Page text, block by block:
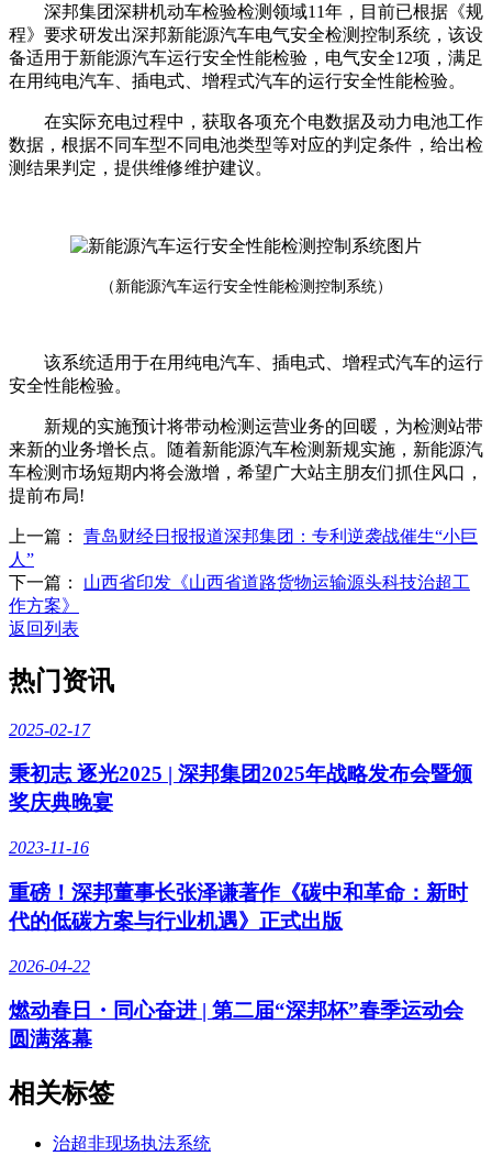
深邦集团深耕机动车检验检测领域11年，目前已根据《规
程》要求研发出深邦新能源汽车电气安全检测控制系统，‍‍‍‍‍‍‍‍‍‍‍该设
备适用于新能源汽车运行安全性能检验，电气安全12项，满足
在用纯电汽车、插电式、增程式汽车的运行安全性能检验。
在实际充电过程中，获取各项充个电数据及动力电池工作
数据，根据不同车型不同电池类型等对应的判定条件，给出检
测结果判定，提供维修维护建议。
（新能源汽车运行安全性能检测控制系统）
该系统适用于在用纯电汽车、插电式、增程式汽车的运行
安全性能检验。
新规的实施预计将带动检测运营业务的回暖，为检测站带
来新的业务增长点。随着新能源汽车检测新规实施，新能源汽
车检测市场短期内将会激增，希望广大站主朋友们抓住风口，
提前布局!
上一篇：
青岛财经日报报道深邦集团：专利逆袭战催生“小巨
人”
下一篇：
山西省印发《山西省道路货物运输源头科技治超工
作方案》
返回列表
热门资讯
2025-02-17
秉初志 逐光2025 | 深邦集团2025年战略发布会暨颁
奖庆典晚宴
2023-11-16
重磅！深邦董事长张泽谦著作《碳中和革命：新时
代的低碳方案与行业机遇》正式出版
2026-04-22
燃动春日・同心奋进 | 第二届“深邦杯”春季运动会
圆满落幕
相关标签
治超非现场执法系统